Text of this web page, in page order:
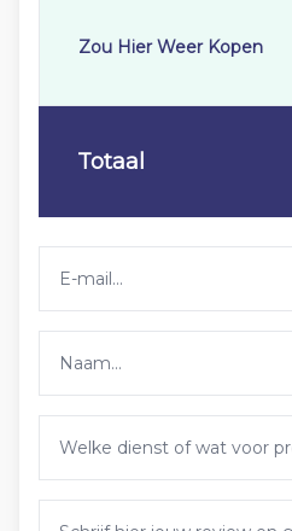
Zou Hier Weer Kopen
Totaal